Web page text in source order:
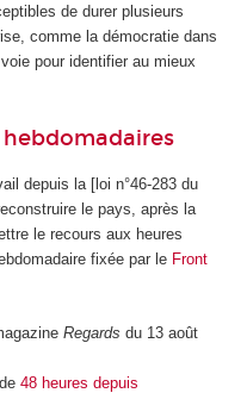
de durer plusieurs
comme la démocratie dans
pour identifier au mieux
hebdomadaires
depuis la [loi n°46-283 du
le pays, après la
le recours aux heures
fixée par le Front
Regards du 13 août
48 heures depuis